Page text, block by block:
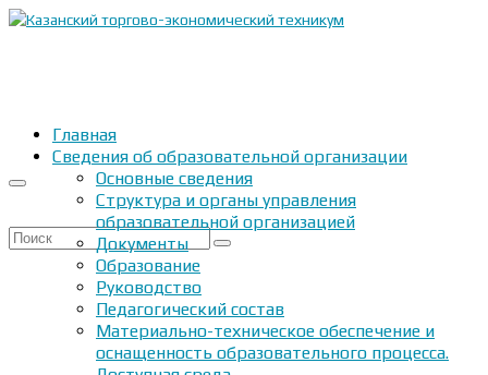
Искать:
Главная
Сведения об образовательной организации
Основные сведения
Структура и органы управления
образовательной организацией
Документы
Образование
Руководство
Педагогический состав
Материально-техническое обеспечение и
оснащенность образовательного процесса.